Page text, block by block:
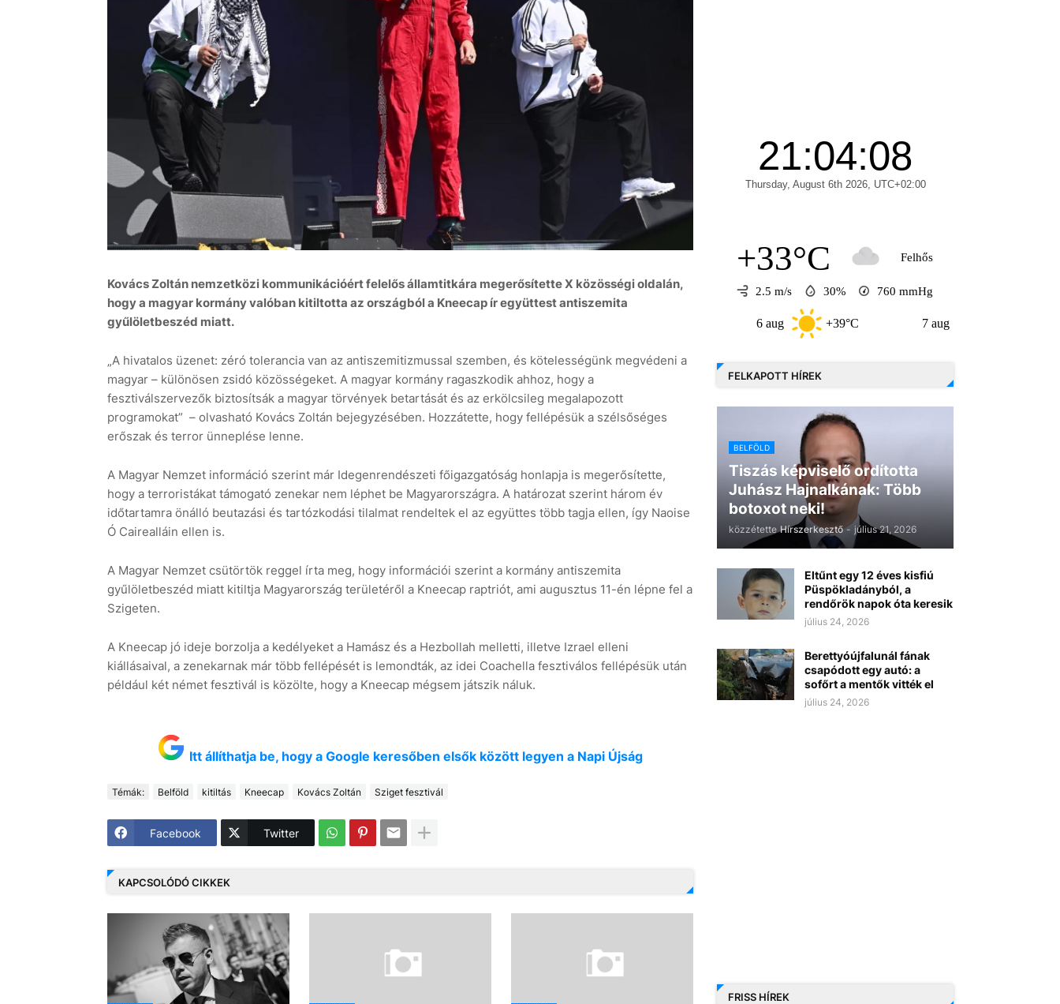
Kovács Zoltán nemzetközi kommunikációért felelős államtitkára megerősítette X közösségi oldalán,
hogy a magyar kormány valóban kitiltotta az országból a Kneecap ír együttest antiszemita
gyűlöletbeszéd miatt.
„A hivatalos üzenet: zéró tolerancia van az antiszemitizmussal szemben, és kötelességünk megvédeni a
magyar – különösen zsidó közösségeket. A magyar kormány ragaszkodik ahhoz, hogy a
fesztiválszervezők biztosítsák a magyar törvények betartását és az erkölcsileg megalapozott
programokat” – olvasható Kovács Zoltán bejegyzésében. Hozzátette, hogy fellépésük a szélsőséges
erőszak és terror ünneplése lenne.
A Magyar Nemzet információ szerint már Idegenrendészeti főigazgatóság honlapja is megerősítette,
hogy a terroristákat támogató zenekar nem léphet be Magyarországra. A határozat szerint három év
időtartamra önálló beutazási és tartózkodási tilalmat rendeltek el az együttes több tagja ellen, így Naoise
Ó Cairealláin ellen is.
A Magyar Nemzet csütörtök reggel írta meg, hogy információi szerint a kormány antiszemita
gyűlöletbeszéd miatt kitiltja Magyarország területéről a Kneecap raptriót, ami augusztus 11-én lépne fel a
Szigeten.
A Kneecap jó ideje borzolja a kedélyeket a Hamász és a Hezbollah melletti, illetve Izrael elleni
kiállásaival, a zenekarnak már több fellépését is lemondták, az idei Coachella fesztiválos fellépésük után
például két német fesztivál is közölte, hogy a Kneecap mégsem játszik náluk.
Itt állíthatja be, hogy a Google keresőben elsők között legyen a Napi Újság
Témák: Belföld kitiltás Kneecap Kovács Zoltán Sziget fesztivál
Facebook Twitter
KAPCSOLÓDÓ CIKKEK
+33°C Felhős
2.5 m/s 30% 760 mmHg
+39°C
FELKAPOTT HÍREK
BELFÖLD
Tiszás képviselő ordította
Juhász Hajnalkának: Több
botoxot neki!
közzétette Hírszerkesztő - július 21, 2026
Eltűnt egy 12 éves kisfiú
Püspökladányból, a
rendőrök napok óta keresik
július 24, 2026
Berettyóújfalunál fának
csapódott egy autó: a
sofőrt a mentők vitték el
július 24, 2026
FRISS HÍREK